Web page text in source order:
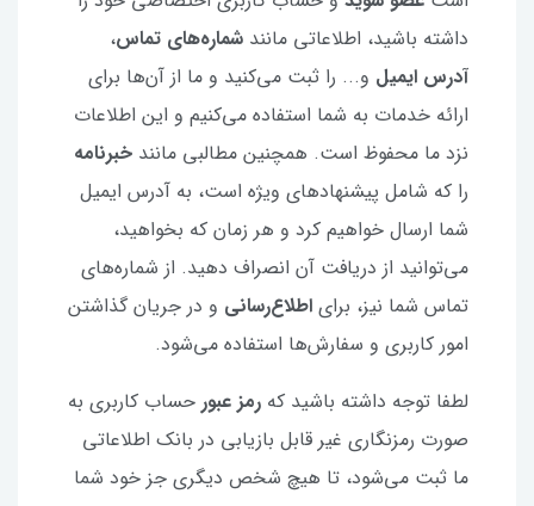
داشته باشید، اطلاعاتی مانند شماره‌های تماس،
آدرس ایمیل و... را ثبت می‌کنید و ما از آن‌ها برای
ارائه خدمات به شما استفاده می‌کنیم و این اطلاعات
نزد ما محفوظ است. همچنین مطالبی مانند خبرنامه
را که شامل پیشنهادهای ویژه است، به آدرس ایمیل
شما ارسال خواهیم کرد و هر زمان که بخواهید،
می‌توانید از دریافت آن انصراف دهید. از شماره‌های
تماس شما نیز، برای اطلاع‌رسانی و در جریان گذاشتن
امور کاربری و سفارش‌ها استفاده می‌شود.
لطفا توجه داشته باشید که رمز عبور حساب کاربری به
صورت رمزنگاری غیر قابل بازیابی در بانک اطلاعاتی
ما ثبت می‌شود، تا هیچ شخص دیگری جز خود شما